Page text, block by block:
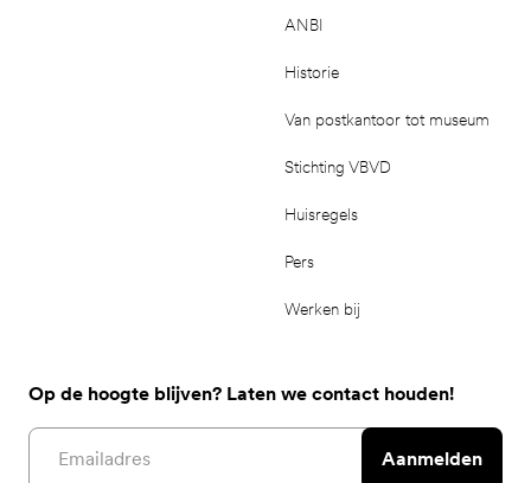
ANBI
Historie
Van postkantoor tot museum
Stichting VBVD
Huisregels
Pers
Werken bij
Op de hoogte blijven? Laten we contact houden!
Email address
Aanmelden